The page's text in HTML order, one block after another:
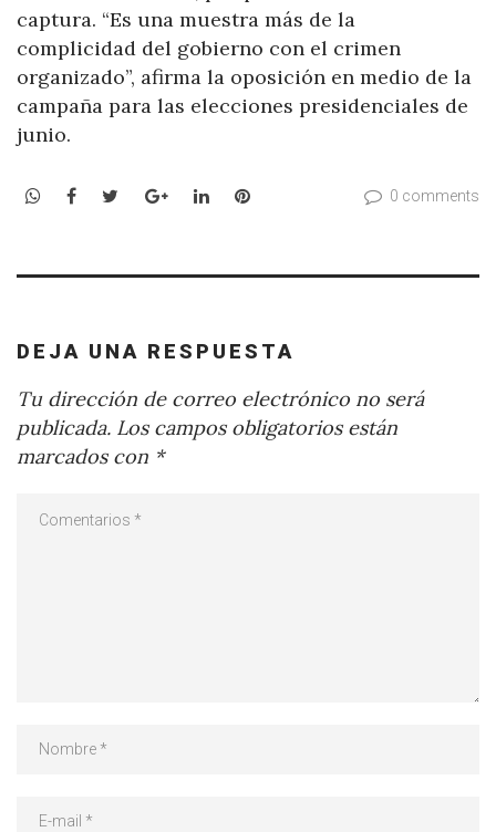
captura. “Es una muestra más de la
complicidad del gobierno con el crimen
organizado”, afirma la oposición en medio de la
campaña para las elecciones presidenciales de
junio.
WhatsApp
Facebook
TwitterGoogle+LinkedInPinterest 0 comments
DEJA UNA RESPUESTA
Tu dirección de correo electrónico no será
publicada. Los campos obligatorios están
marcados con *